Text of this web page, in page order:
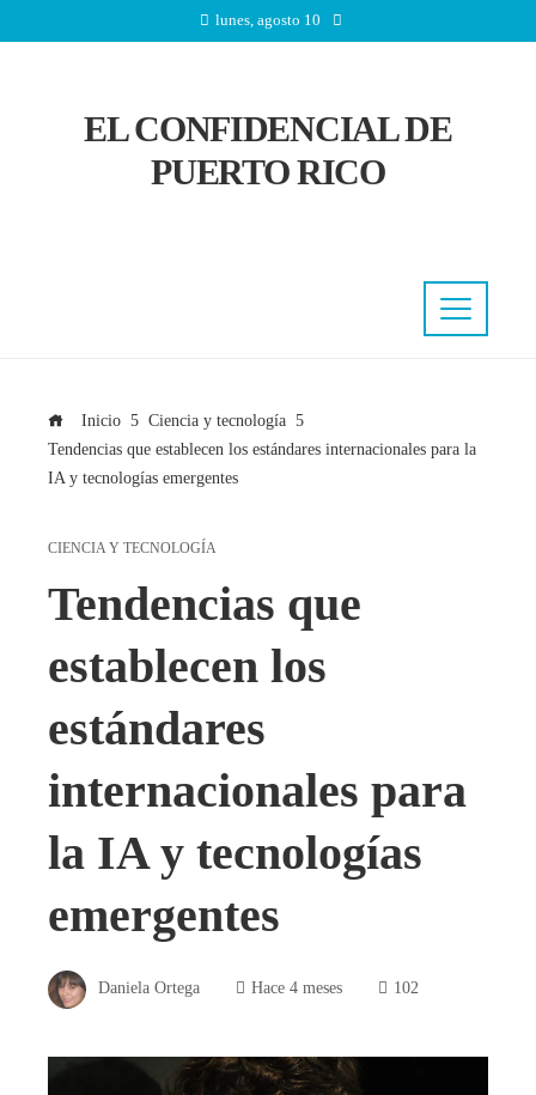
lunes, agosto 10
EL CONFIDENCIAL DE
PUERTO RICO
Inicio
Ciencia y tecnología
Tendencias que establecen los estándares internacionales para la
IA y tecnologías emergentes
CIENCIA Y TECNOLOGÍA
Tendencias que
establecen los
estándares
internacionales para
la IA y tecnologías
emergentes
Daniela Ortega Hace 4 meses 102